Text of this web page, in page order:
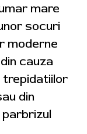
mare
socuri
moderne
cauza
trepidatiilor
din
parbrizul